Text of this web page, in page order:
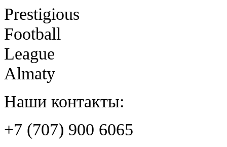
Prestigious
Football
League
Almaty
Наши контакты:
+7 (707) 900 6065